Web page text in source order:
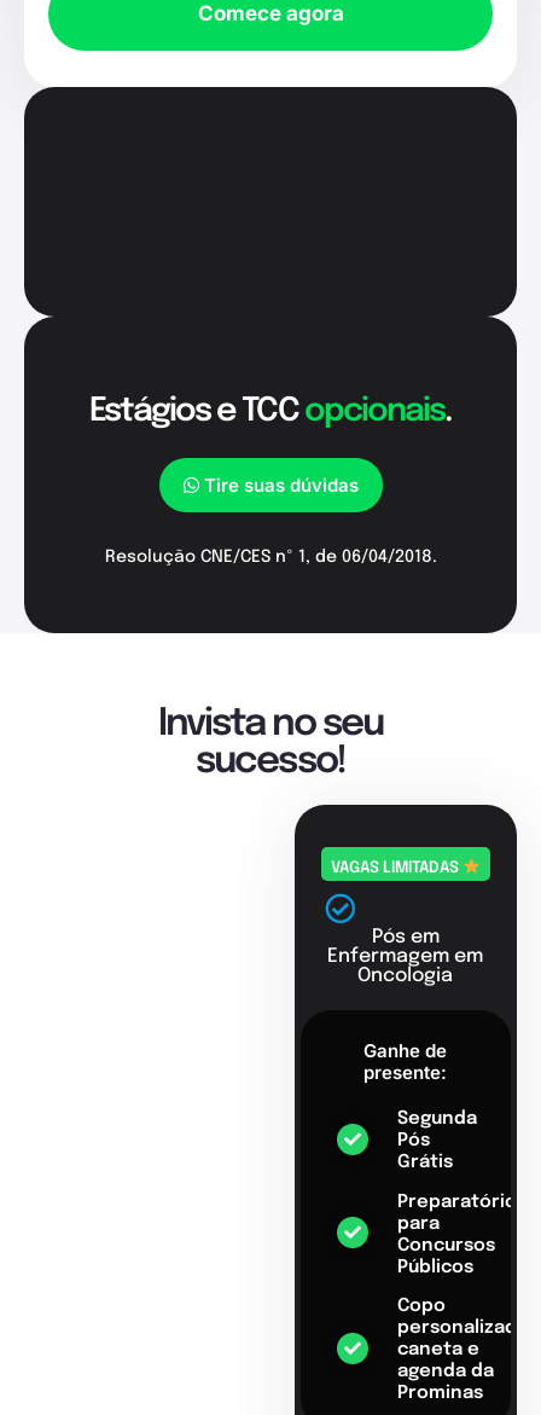
Comece agora
Estágios e TCCopcionais.
Tire suas dúvidas
Resolução CNE/CES nº 1, de 06/04/2018.
Invista no seu
sucesso!
VAGAS LIMITADAS
Pós em
Enfermagem em
Oncologia
Ganhe de
presente:
Segunda
Pós
Grátis
Preparatório
para
Concursos
Públicos
Copo
personalizado,
caneta e
agenda da
Prominas